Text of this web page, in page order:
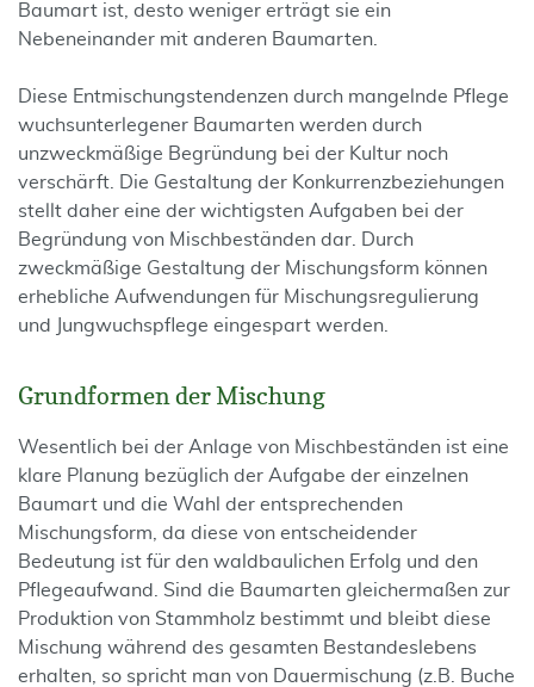
Baumart ist, desto weniger erträgt sie ein
Nebeneinander mit anderen Baumarten.
Diese Entmischungstendenzen durch mangelnde Pflege
wuchsunterlegener Baumarten werden durch
unzweckmäßige Begründung bei der Kultur noch
verschärft. Die Gestaltung der Konkurrenzbeziehungen
stellt daher eine der wichtigsten Aufgaben bei der
Begründung von Mischbeständen dar. Durch
zweckmäßige Gestaltung der Mischungsform können
erhebliche Aufwendungen für Mischungsregulierung
und Jungwuchspflege eingespart werden.
Grundformen der Mischung
Wesentlich bei der Anlage von Mischbeständen ist eine
klare Planung bezüglich der Aufgabe der einzelnen
Baumart und die Wahl der entsprechenden
Mischungsform, da diese von entscheidender
Bedeutung ist für den waldbaulichen Erfolg und den
Pflegeaufwand. Sind die Baumarten gleichermaßen zur
Produktion von Stammholz bestimmt und bleibt diese
Mischung während des gesamten Bestandeslebens
erhalten, so spricht man von Dauermischung (z.B. Buche